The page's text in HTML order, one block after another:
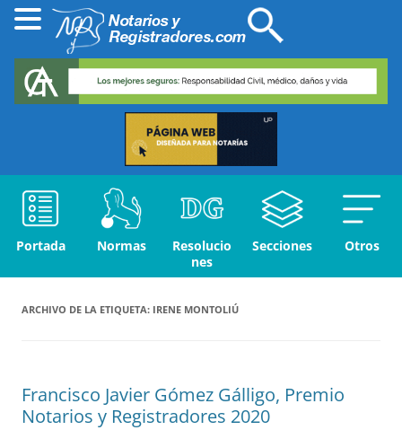
Portada Normas
Resolucio
nes
Secciones Otros
ARCHIVO DE LA ETIQUETA: IRENE MONTOLIÚ
Francisco Javier Gómez Gálligo, Premio
Notarios y Registradores 2020